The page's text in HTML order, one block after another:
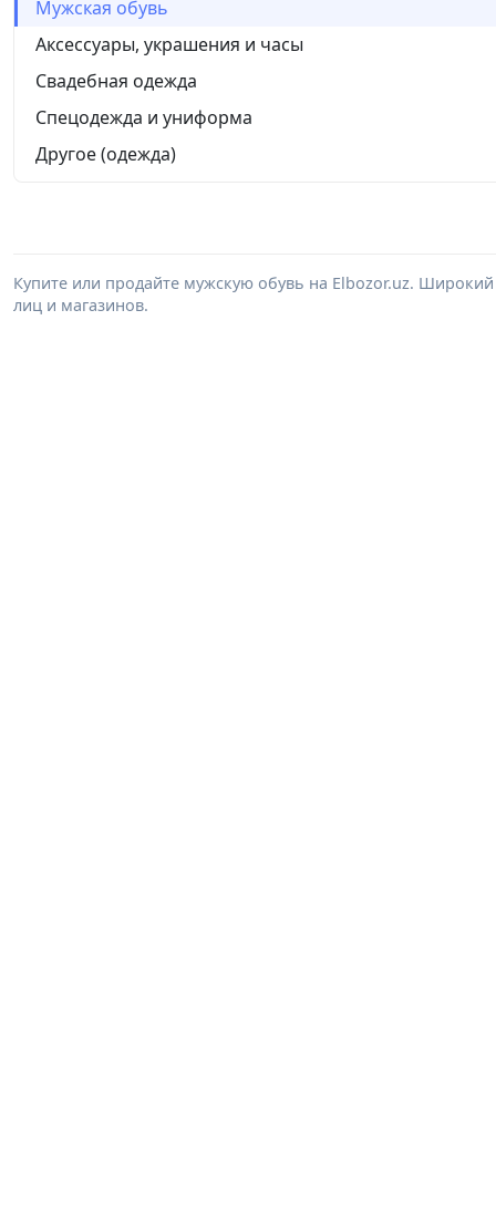
Мужская обувь
Аксессуары, украшения и часы
Свадебная одежда
Спецодежда и униформа
Другое (одежда)
Купите или продайте мужскую обувь на Elbozor.uz.
лиц и магазинов.